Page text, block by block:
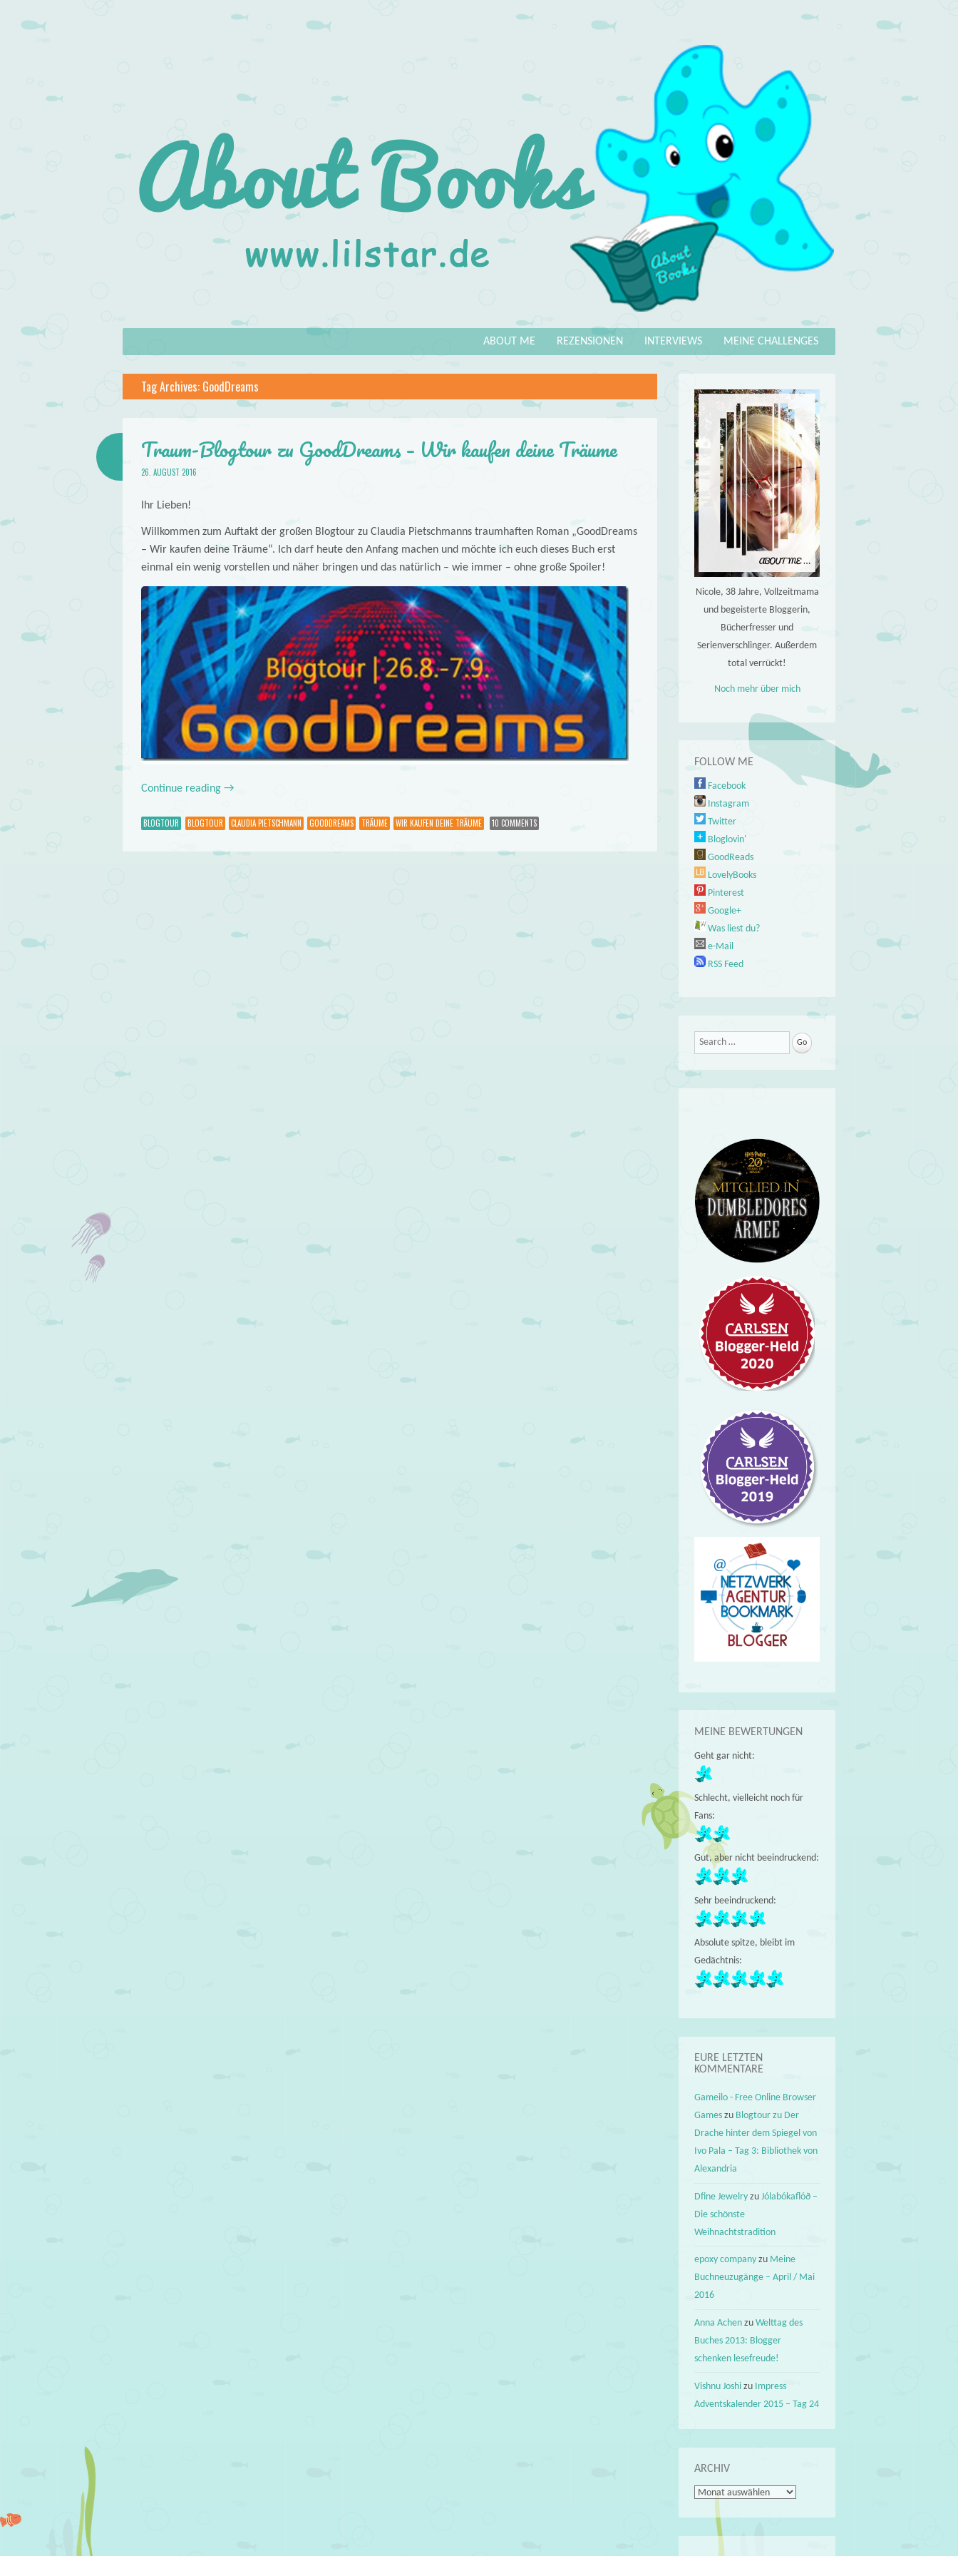
About
Books
Menu MEINE CHALLENGES
INTERVIEWS
REZENSIONEN
ABOUT ME
Tag Archives: GoodDreams
Traum-Blogtour zu GoodDreams – Wir kaufen deine Träume
26. AUGUST 2016
Ihr Lieben!
Willkommen zum Auftakt der großen Blogtour zu Claudia Pietschmanns traumhaften Roman „GoodDreams
– Wir kaufen deine Träume“. Ich darf heute den Anfang machen und möchte ich euch dieses Buch erst
einmal ein wenig vorstellen und näher bringen und das natürlich – wie immer – ohne große Spoiler!
Continue reading →
BLOGTOUR BLOGTOUR CLAUDIA PIETSCHMANN GOODDREAMS TRÄUME WIR KAUFEN DEINE TRÄUME 10 COMMENTS
Nicole, 38 Jahre, Vollzeitmama
und begeisterte Bloggerin,
Bücherfresser und
Serienverschlinger. Außerdem
total verrückt!
Noch mehr über mich
FOLLOW ME
Facebook
Instagram
Twitter
Bloglovin'
GoodReads
LovelyBooks
Pinterest
Google+
Was liest du?
e-Mail
RSS Feed
Search
MEINE BEWERTUNGEN
Geht gar nicht:
Schlecht, vielleicht noch für
Fans:
Gut, aber nicht beeindruckend:
Sehr beeindruckend:
Absolute spitze, bleibt im
Gedächtnis:
EURE LETZTEN
KOMMENTARE
Gameilo - Free Online Browser
Games zu Blogtour zu Der
Drache hinter dem Spiegel von
Ivo Pala – Tag 3: Bibliothek von
Alexandria
Dfine Jewelry zuJólabókaflóð –
Die schönste
Weihnachtstradition
epoxy company zu Meine
Buchneuzugänge – April / Mai
2016
Anna Achen zuWelttag des
Buches 2013: Blogger
schenken lesefreude!
Vishnu Joshi zu Impress
Adventskalender 2015 – Tag 24
ARCHIV
Archiv